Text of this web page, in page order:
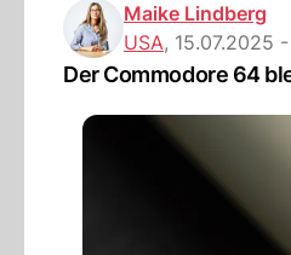
Maike Lindberg
USA, 15.07.2025
Der Commodore 64